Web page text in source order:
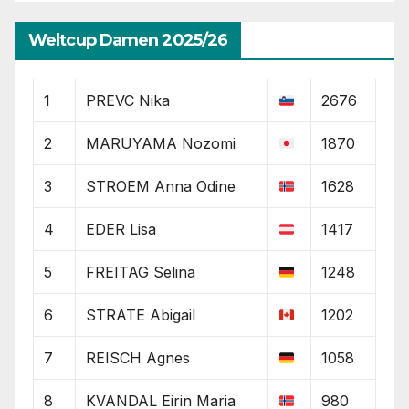
Weltcup Damen 2025/26
1 PREVC Nika 2676
2 MARUYAMA Nozomi 1870
3 STROEM Anna Odine 1628
4 EDER Lisa 1417
5 FREITAG Selina 1248
6 STRATE Abigail 1202
7 REISCH Agnes 1058
8 KVANDAL Eirin Maria 980